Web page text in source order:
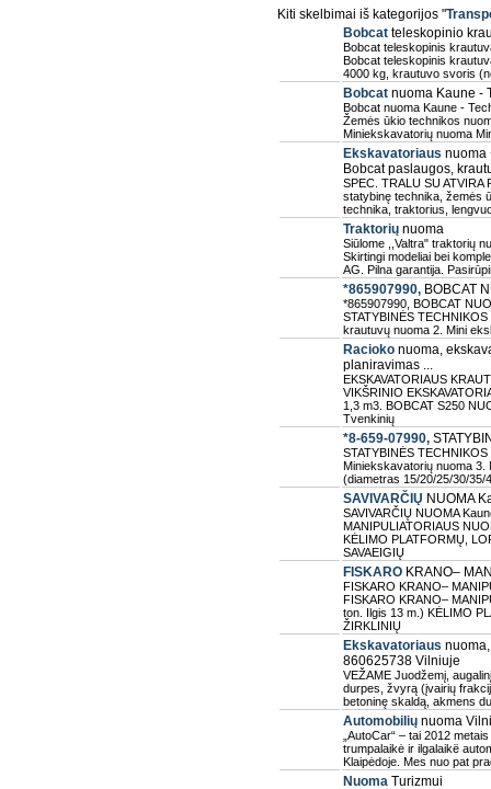
Kiti skelbimai iš kategorijos "
Bobcat teleskopinio
Bobcat teleskopinis
Bobcat teleskopinis
4000 kg, krautuvo svoris
Bobcat nuoma Kaune -
Bobcat nuoma Kaune -
Žemės ūkio technikos
Miniekskavatorių nuoma
Ekskavatoriaus nuoma
Bobcat paslaugos,
SPEC. TRALU SU
statybinę technika, žemės
technika, traktorius,
Traktorių nuoma
Siūlome ,,Valtra" traktorių
Skirtingi modeliai bei
AG. Pilna garantija.
*865907990, BOBCAT
*865907990, BOBCAT
STATYBINĖS
krautuvų nuoma 2. Mini
Racioko nuoma,
planiravimas ...
EKSKAVATORIAUS
VIKŠRINIO
1,3 m3. BOBCAT S250
Tvenkinių
*8-659-07990,
STATYBINĖS
Miniekskavatorių nuoma 3.
(diametras 15/20/25/30/
SAVIVARČIŲ NUOMA
SAVIVARČIŲ NUOMA
MANIPULIATORIAUS
KĖLIMO PLATFORMŲ,
SAVAEIGIŲ
FISKARO KRANO–
FISKARO KRANO–
FISKARO KRANO–
ton. Ilgis 13 m.) KĖLIMO
ŽIRKLINIŲ
Ekskavatoriaus
860625738 Vilniuje
VEŽAME Juodžemį,
durpes, žvyrą (įvairių
betoninę skaldą, akmens
Automobilių nuoma
„AutoCar“ – tai 2012
trumpalaikė ir ilgalaikë
Klaipėdoje. Mes nuo pat
Nuoma Turizmui